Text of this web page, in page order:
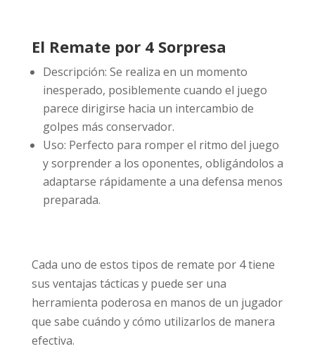
El Remate por 4 Sorpresa
Descripción: Se realiza en un momento
inesperado, posiblemente cuando el juego
parece dirigirse hacia un intercambio de
golpes más conservador.
Uso: Perfecto para romper el ritmo del juego
y sorprender a los oponentes, obligándolos a
adaptarse rápidamente a una defensa menos
preparada.
Cada uno de estos tipos de remate por 4 tiene
sus ventajas tácticas y puede ser una
herramienta poderosa en manos de un jugador
que sabe cuándo y cómo utilizarlos de manera
efectiva.